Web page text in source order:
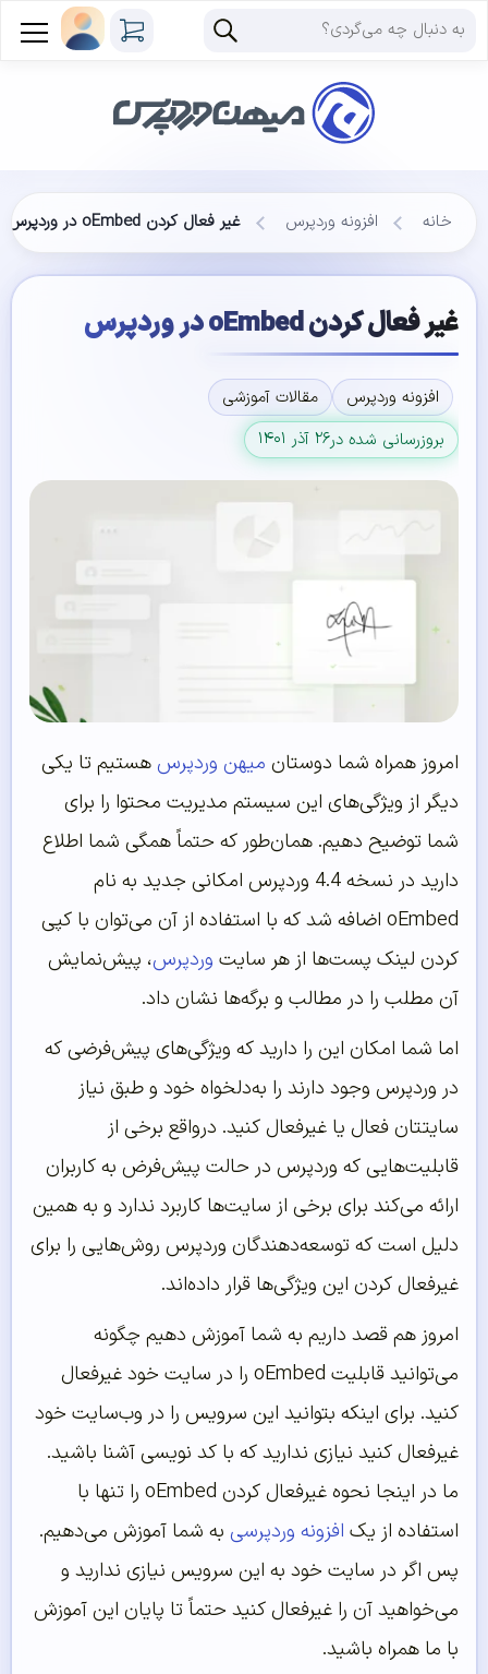
خانه افزونه وردپرس غیر فعال کردن oEmbed در وردپرس
غیر فعال کردن oEmbed در وردپرس
افزونه وردپرس
مقالات آموزشی
بروزرسانی شده در۲۶ آذر ۱۴۰۱
امروز همراه شما دوستان میهن وردپرس هستیم تا یکی
دیگر از ویژگی‌های این سیستم مدیریت محتوا را برای
شما توضیح دهیم. همان‌طور که حتماً همگی شما اطلاع
دارید در نسخه 4.4 وردپرس امکانی جدید به نام
oEmbed اضافه شد که با استفاده از آن می‌توان با کپی
کردن لینک پست‌ها از هر سایت وردپرس، پیش‌نمایش
آن مطلب را در مطالب و برگه‌ها نشان داد.
اما شما امکان این را دارید که ویژگی‌های پیش‌فرضی که
در وردپرس وجود دارند را به‌دلخواه خود و طبق نیاز
سایتتان فعال یا غیرفعال کنید. درواقع برخی از
قابلیت‌هایی که وردپرس در حالت پیش‌فرض به کاربران
ارائه می‌کند برای برخی از سایت‌ها کاربرد ندارد و به همین
دلیل است که توسعه‌دهندگان وردپرس روش‌هایی را برای
غیرفعال کردن این ویژگی‌ها قرار داده‌اند.
امروز هم قصد داریم به شما آموزش دهیم چگونه
می‌توانید قابلیت oEmbed را در سایت خود غیرفعال
کنید. برای اینکه بتوانید این سرویس را در وب‌سایت خود
غیرفعال کنید نیازی ندارید که با کد نویسی آشنا باشید.
ما در اینجا نحوه غیرفعال کردن oEmbed را تنها با
استفاده از یک افزونه وردپرسی به شما آموزش می‌دهیم.
پس اگر در سایت خود به این سرویس نیازی ندارید و
می‌خواهید آن را غیرفعال کنید حتماً تا پایان این آموزش
با ما همراه باشید.